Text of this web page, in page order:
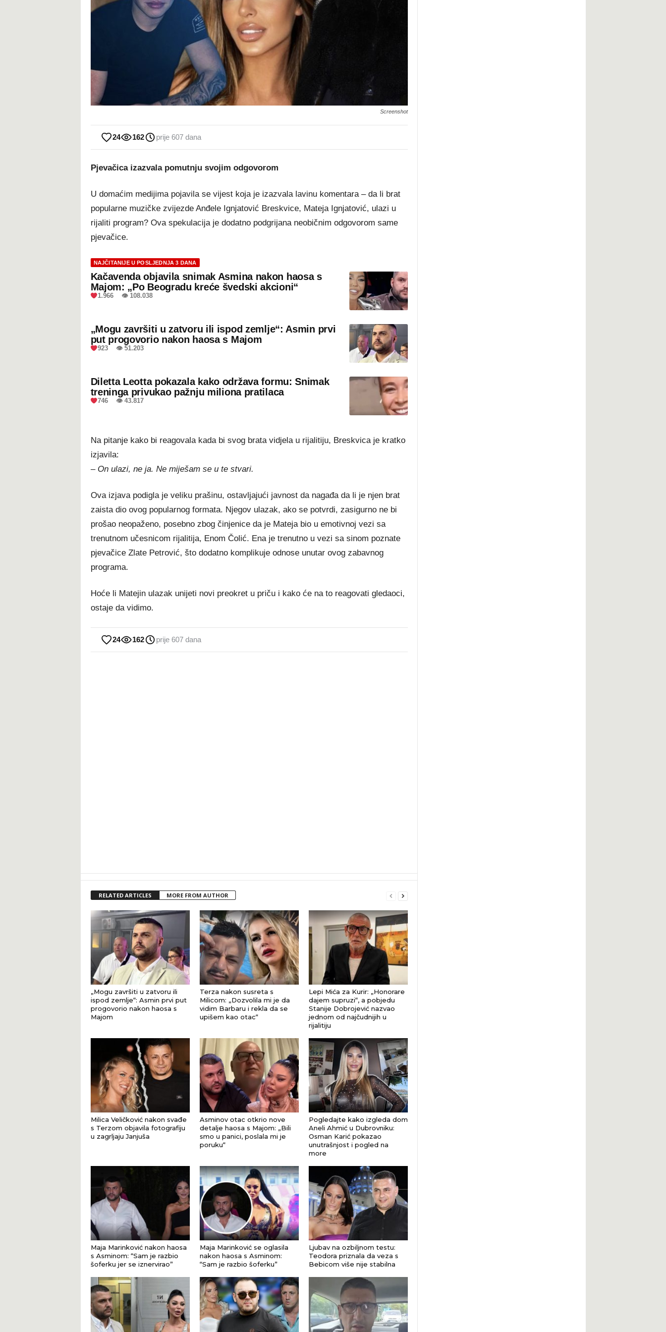
Screenshot
24 162 prije 607 dana
Pjevačica izazvala pomutnju svojim odgovorom
U domaćim medijima pojavila se vijest koja je izazvala lavinu komentara – da li brat
popularne muzičke zvijezde Anđele Ignjatović Breskvice, Mateja Ignjatović, ulazi u
rijaliti program? Ova spekulacija je dodatno podgrijana neobičnim odgovorom same
pjevačice.
NAJČITANIJE U POSLJEDNJA 3 DANA
Kačavenda objavila snimak Asmina nakon haosa s
Majom: „Po Beogradu kreće švedski akcioni“
1.966 👁 108.038
„Mogu završiti u zatvoru ili ispod zemlje“: Asmin prvi
put progovorio nakon haosa s Majom
923 👁 51.203
Diletta Leotta pokazala kako održava formu: Snimak
treninga privukao pažnju miliona pratilaca
746 👁 43.817
Na pitanje kako bi reagovala kada bi svog brata vidjela u rijalitiju, Breskvica je kratko
izjavila:
– On ulazi, ne ja. Ne miješam se u te stvari.
Ova izjava podigla je veliku prašinu, ostavljajući javnost da nagađa da li je njen brat
zaista dio ovog popularnog formata. Njegov ulazak, ako se potvrdi, zasigurno ne bi
prošao neopaženo, posebno zbog činjenice da je Mateja bio u emotivnoj vezi sa
trenutnom učesnicom rijalitija, Enom Čolić. Ena je trenutno u vezi sa sinom poznate
pjevačice Zlate Petrović, što dodatno komplikuje odnose unutar ovog zabavnog
programa.
Hoće li Matejin ulazak unijeti novi preokret u priču i kako će na to reagovati gledaoci,
ostaje da vidimo.
24 162 prije 607 dana
RELATED ARTICLES MORE FROM AUTHOR
„Mogu završiti u zatvoru ili
ispod zemlje“: Asmin prvi put
progovorio nakon haosa s
Majom
Terza nakon susreta s
Milicom: „Dozvolila mi je da
vidim Barbaru i rekla da se
upišem kao otac“
Lepi Mića za Kurir: „Honorare
dajem supruzi“, a pobjedu
Stanije Dobrojević nazvao
jednom od najčudnijih u
rijalitiju
Milica Veličković nakon svađe
s Terzom objavila fotografiju
u zagrljaju Janjuša
Asminov otac otkrio nove
detalje haosa s Majom: „Bili
smo u panici, poslala mi je
poruku“
Pogledajte kako izgleda dom
Aneli Ahmić u Dubrovniku:
Osman Karić pokazao
unutrašnjost i pogled na
more
Maja Marinković nakon haosa
s Asminom: “Sam je razbio
šoferku jer se iznervirao”
Maja Marinković se oglasila
nakon haosa s Asminom:
“Sam je razbio šoferku”
Ljubav na ozbiljnom testu:
Teodora priznala da veza s
Bebicom više nije stabilna